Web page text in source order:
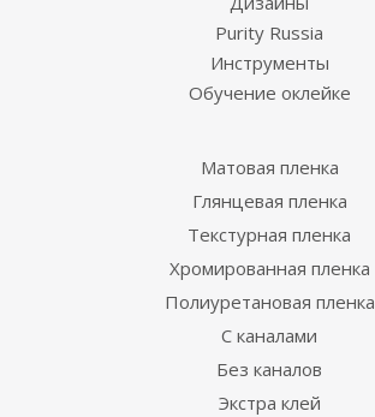
Purity Russia
Инструменты
Обучение оклейке
Матовая пленка
Глянцевая пленка
Текстурная пленка
Хромированная пленка
Полиуретановая пленка
С каналами
Без каналов
Экстра клей